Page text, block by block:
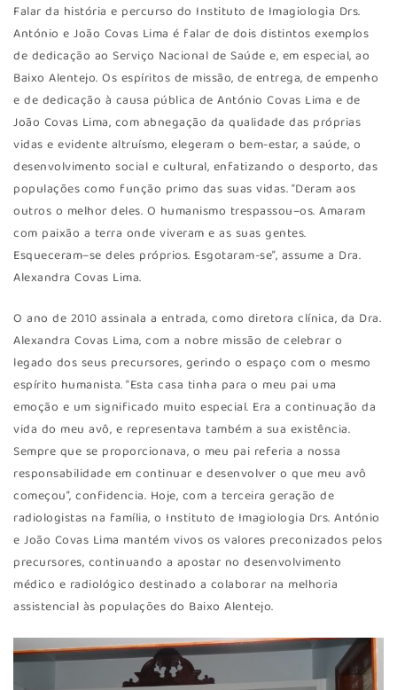
Falar da história e percurso do Instituto de Imagiologia Drs.
António e João Covas Lima é falar de dois distintos exemplos
de dedicação ao Serviço Nacional de Saúde e, em especial, ao
Baixo Alentejo. Os espíritos de missão, de entrega, de empenho
e de dedicação à causa pública de António Covas Lima e de
João Covas Lima, com abnegação da qualidade das próprias
vidas e evidente altruísmo, elegeram o bem-estar, a saúde, o
desenvolvimento social e cultural, enfatizando o desporto, das
populações como função primo das suas vidas. “Deram aos
outros o melhor deles. O humanismo trespassou–os. Amaram
com paixão a terra onde viveram e as suas gentes.
Esqueceram–se deles próprios. Esgotaram-se”, assume a Dra.
Alexandra Covas Lima.
O ano de 2010 assinala a entrada, como diretora clínica, da Dra.
Alexandra Covas Lima, com a nobre missão de celebrar o
legado dos seus precursores, gerindo o espaço com o mesmo
espírito humanista. “Esta casa tinha para o meu pai uma
emoção e um significado muito especial. Era a continuação da
vida do meu avô, e representava também a sua existência.
Sempre que se proporcionava, o meu pai referia a nossa
responsabilidade em continuar e desenvolver o que meu avô
começou”, confidencia. Hoje, com a terceira geração de
radiologistas na família, o Instituto de Imagiologia Drs. António
e João Covas Lima mantém vivos os valores preconizados pelos
precursores, continuando a apostar no desenvolvimento
médico e radiológico destinado a colaborar na melhoria
assistencial às populações do Baixo Alentejo.